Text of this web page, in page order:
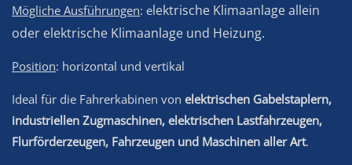
Mögliche Ausführungen: elektrische Klimaanlage allein
oder elektrische Klimaanlage und Heizung.
Position: horizontal und vertikal
Ideal für die Fahrerkabinen von elektrischen Gabelstaplern,
industriellen Zugmaschinen, elektrischen Lastfahrzeugen,
Flurförderzeugen, Fahrzeugen und Maschinen aller Art.